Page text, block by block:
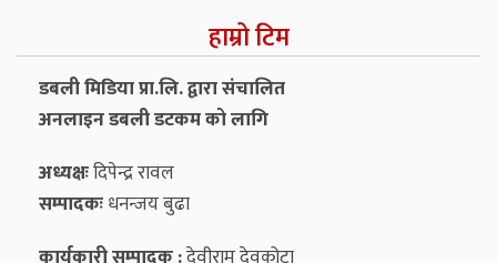
हाम्रो टिम
डबली मिडिया प्रा.लि. द्वारा संचालित
अनलाइन डबली डटकम को लागि
अध्यक्षःदिपेन्द्र रावल
सम्पादकःधनन्‍जय बुढा